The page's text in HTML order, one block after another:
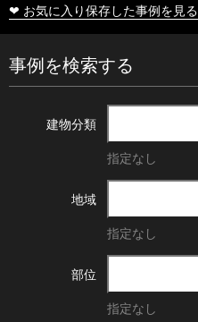
❤ お気に入り保存した事例を見る
事例を検索する
建物分類
指定なし
地域
指定なし
部位
指定なし